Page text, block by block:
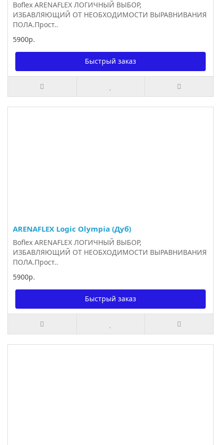
Boflex ARENAFLEX ЛОГИЧНЫЙ ВЫБОР,
ИЗБАВЛЯЮЩИЙ ОТ НЕОБХОДИМОСТИ ВЫРАВНИВАНИЯ
ПОЛА.Прост..
5900р.
Быстрый заказ
ARENAFLEX Logic Olympia (Дуб)
Boflex ARENAFLEX ЛОГИЧНЫЙ ВЫБОР,
ИЗБАВЛЯЮЩИЙ ОТ НЕОБХОДИМОСТИ ВЫРАВНИВАНИЯ
ПОЛА.Прост..
5900р.
Быстрый заказ